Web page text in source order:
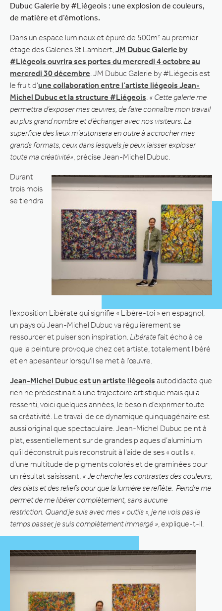
Dubuc Galerie by #Liégeois : une explosion de couleurs,
de matière et d’émotions.
Dans un espace lumineux et épuré de 500m² au premier
étage des Galeries St Lambert, JM Dubuc Galerie by
#Liégeois ouvrira ses portes du mercredi 4 octobre au
mercredi 30 décembre . JM Dubuc Galerie by #Liégeois est
le fruit d’une collaboration entre l’artiste liégeois Jean-
Michel Dubuc et la structure #Liégeois « Cette galerie me
permettra d’exposer mes œuvres, de faire connaître mon travail
au plus grand nombre et d’échanger avec nos visiteurs. La
superficie des lieux m’autorisera en outre à accrocher mes
grands formats, ceux dans lesquels je peux laisser exploser
toute ma créativité» , précise Jean-Michel Dubuc.
Durant
trois mois
se tiendra
l’exposition Libérate qui signifie « Libère-toi » en espagnol,
un pays où Jean-Michel Dubuc va régulièrement se
ressourcer et puiser son inspiration. Libératefait écho à ce
que la peinture provoque chez cet artiste, totalement libéré
et en apesanteur lorsqu’il se met à l’œuvre.
Jean-Michel Dubuc est un artiste liégeois autodidacte que
rien ne prédestinait à une trajectoire artistique mais qui a
ressenti, voici quelques années, le besoin d’exprimer toute
sa créativité. Le travail de ce dynamique quinquagénaire est
aussi original que spectaculaire. Jean-Michel Dubuc peint à
plat, essentiellement sur de grandes plaques d’aluminium
qu’il déconstruit puis reconstruit à l’aide de ses « outils »,
d’une multitude de pigments colorés et de graminées pour
un résultat saisissant. « Je cherche les contrastes des couleurs,
des plats et des reliefs pour que la lumière se reflète. Peindre me
permet de me libérer complètement, sans aucune
restriction. Quand je suis avec mes « outils », je ne vois pas le
temps passer, je suis complètement immergé » , explique-t-il.